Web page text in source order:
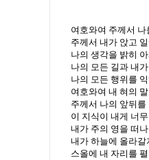
여호와여 주께서
주께서 내가 앉고
나의 생각을 밝히
나의 모든 길과 내
나의 모든 행위를
여호와여 내 혀의
주께서 나의 앞뒤
이 지식이 내게 너
내가 주의 영을 떠
내가 하늘에 올라갈
스올에 내 자리를